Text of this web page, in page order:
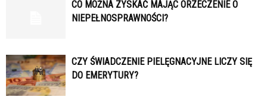
CO MOŻNA ZYSKAĆ MAJĄC ORZECZENIE O
NIEPEŁNOSPRAWNOŚCI?
CZY ŚWIADCZENIE PIELĘGNACYJNE LICZY SIĘ
DO EMERYTURY?